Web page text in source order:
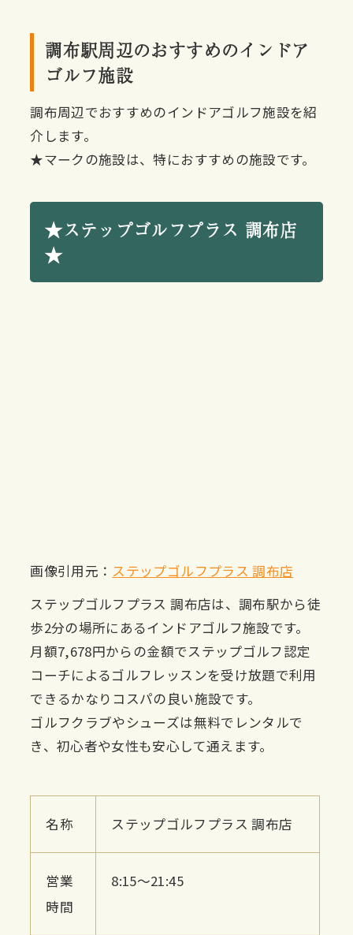
調布駅周辺のおすすめのインドア
ゴルフ施設
調布周辺でおすすめのインドアゴルフ施設を紹
介します。
★マークの施設は、特におすすめの施設です。
★ステップゴルフプラス 調布店
★
画像引用元： ステップゴルフプラス 調布店
ステップゴルフプラス 調布店は、調布駅から徒
歩2分の場所にあるインドアゴルフ施設です。
月額7,678円からの金額でステップゴルフ認定
コーチによるゴルフレッスンを受け放題で利用
できるかなりコスパの良い施設です。
ゴルフクラブやシューズは無料でレンタルで
き、初心者や女性も安心して通えます。
名称 ステップゴルフプラス 調布店
営業
時間
8:15～21:45